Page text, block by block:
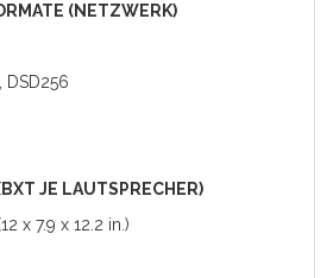
(NETZWERK)
DSD256
JE LAUTSPRECHER)
x 7.9 x 12.2 in.)